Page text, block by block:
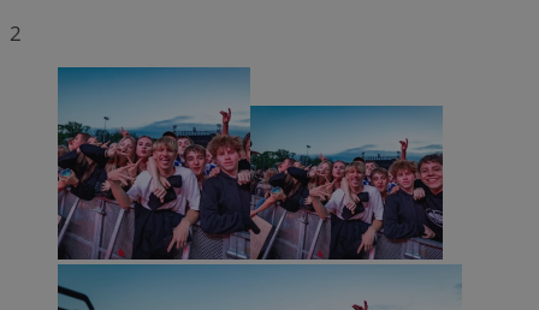
2